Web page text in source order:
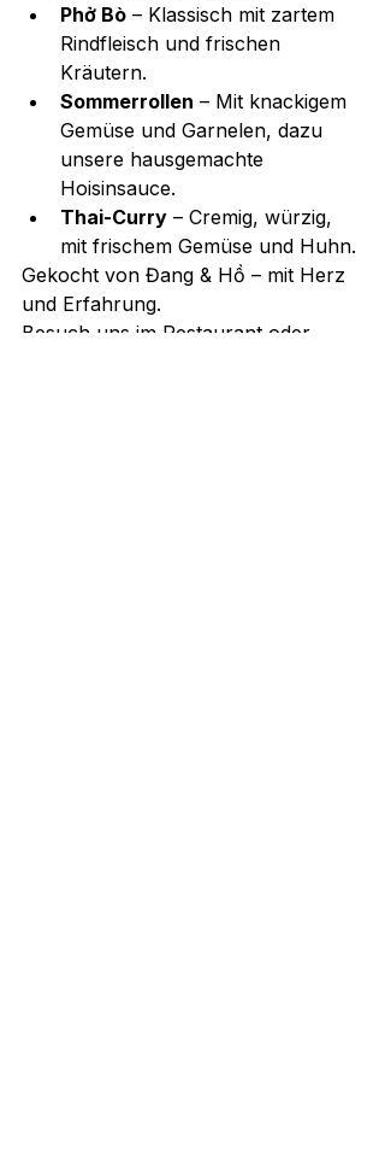
Phở Bò – Klassisch mit zartem
Rindfleisch und frischen
Kräutern.
Sommerrollen – Mit knackigem
Gemüse und Garnelen, dazu
unsere hausgemachte
Hoisinsauce.
Thai-Curry – Cremig, würzig,
mit frischem Gemüse und Huhn.
Gekocht von Đang & Hồ – mit Herz
und Erfahrung.
Besuch uns im Restaurant oder